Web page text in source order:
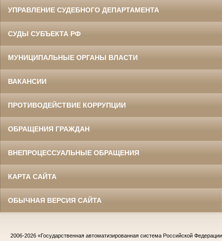
УПРАВЛЕНИЕ СУДЕБНОГО ДЕПАРТАМЕНТА
СУДЫ СУБЪЕКТА РФ
МУНИЦИПАЛЬНЫЕ ОРГАНЫ ВЛАСТИ
ВАКАНСИИ
ПРОТИВОДЕЙСТВИЕ КОРРУПЦИИ
ОБРАЩЕНИЯ ГРАЖДАН
ВНЕПРОЦЕССУАЛЬНЫЕ ОБРАЩЕНИЯ
КАРТА САЙТА
ОБЫЧНАЯ ВЕРСИЯ САЙТА
2006-2026 «Государственная автоматизированная система Российской